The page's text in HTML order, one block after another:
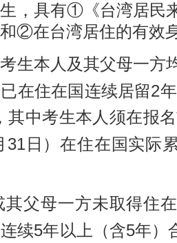
，具有①《台湾居民
②在台湾居住的有效
生本人及其父母一方
在住在国连续居留2
其中考生本人须在报
日）在住在国实际
其父母一方未取得住
续5年以上（含5年）